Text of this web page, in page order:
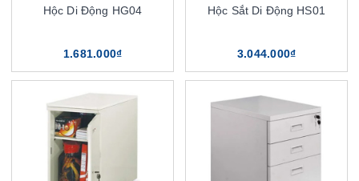
Hộc Di Động HG04
1.681.000₫
Hộc Sắt Di Động HS01
3.044.000₫